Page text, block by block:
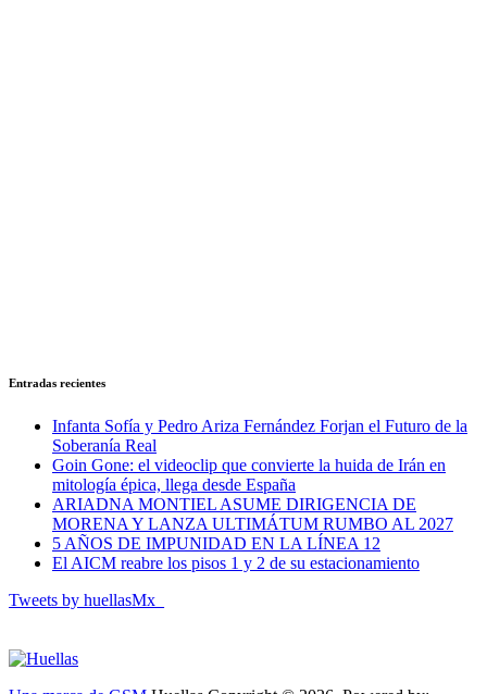
Entradas recientes
Infanta Sofía y Pedro Ariza Fernández Forjan el Futuro de la
Soberanía Real
Goin Gone: el videoclip que convierte la huida de Irán en
mitología épica, llega desde España
ARIADNA MONTIEL ASUME DIRIGENCIA DE
MORENA Y LANZA ULTIMÁTUM RUMBO AL 2027
5 AÑOS DE IMPUNIDAD EN LA LÍNEA 12
El AICM reabre los pisos 1 y 2 de su estacionamiento
Tweets by huellasMx_